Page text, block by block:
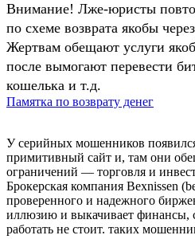
Внимание! Лже-юристы
по схеме возврата якобы
Жертвам обещают услуги
после вымогают перевести
кошелька и т.д.
Памятка по возврату денег
У серийных мошенников
примитивный сайт и, там они
ограничений — торговля и
Брокерская компания Bexnissen
проверенного и надежного
иллюзию и выкачивает финансы,
работать не стоит. таких